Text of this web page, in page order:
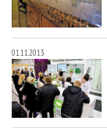
01.11.2013